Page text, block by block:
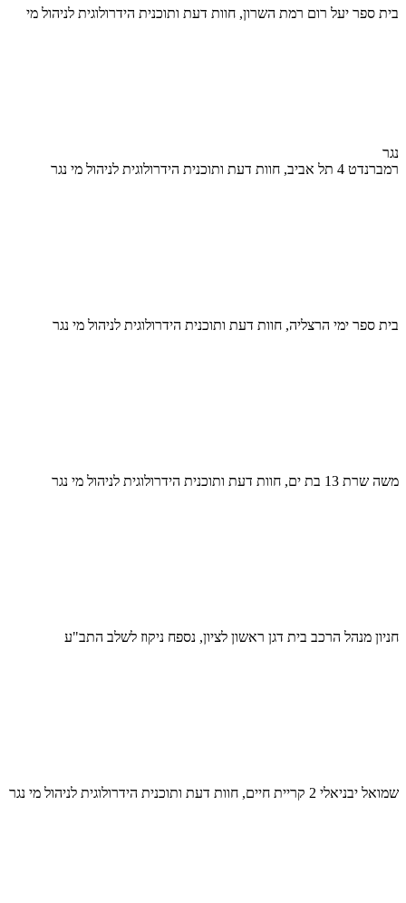
בית ספר יעל רום רמת השרון, חוות דעת ותוכנית הידרולוגית לניהול מי
נגר
רמברנדט 4 תל אביב, חוות דעת ותוכנית הידרולוגית לניהול מי נגר
בית ספר ימי הרצליה, חוות דעת ותוכנית הידרולוגית לניהול מי נגר
משה שרת 13 בת ים, חוות דעת ותוכנית הידרולוגית לניהול מי נגר
חניון מנהל הרכב בית דגן ראשון לציון, נספח ניקוז לשלב התב"ע
שמואל יבניאלי 2 קריית חיים, חוות דעת ותוכנית הידרולוגית לניהול מי נגר